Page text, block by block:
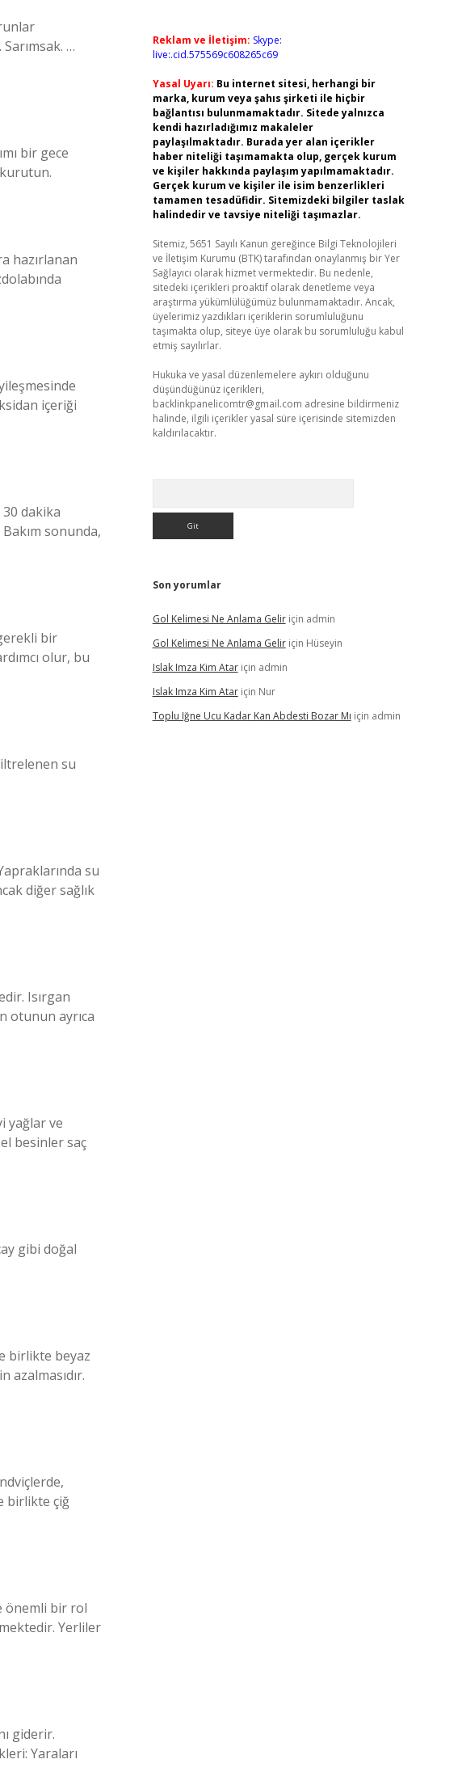
…
bir gece
kurutun.
hazırlanan
içeriği
30 dakika
sonunda,
bir
olur, bu
su
su
diğer sağlık
Isırgan
otunun ayrıca
yağlar ve
besinler saç
gibi doğal
birlikte beyaz
azalmasıdır.
birlikte çiğ
önemli bir rol
Yerliler
giderir.
Yaraları
Reklam ve İletişim: Skype:
live:.cid.575569c608265c69
Yasal Uyarı: Bu internet sitesi, herhangi bir
marka, kurum veya şahıs şirketi ile hiçbir
bağlantısı bulunmamaktadır. Sitede yalnızca
kendi hazırladığımız makaleler
paylaşılmaktadır. Burada yer alan içerikler
haber niteliği taşımamakta olup, gerçek kurum
ve kişiler hakkında paylaşım yapılmamaktadır.
Gerçek kurum ve kişiler ile isim benzerlikleri
tamamen tesadüfidir. Sitemizdeki bilgiler taslak
halindedir ve tavsiye niteliği taşımazlar.
Sitemiz, 5651 Sayılı Kanun gereğince Bilgi Teknolojileri
ve İletişim Kurumu (BTK) tarafından onaylanmış bir Yer
Sağlayıcı olarak hizmet vermektedir. Bu nedenle,
sitedeki içerikleri proaktif olarak denetleme veya
araştırma yükümlülüğümüz bulunmamaktadır. Ancak,
üyelerimiz yazdıkları içeriklerin sorumluluğunu
taşımakta olup, siteye üye olarak bu sorumluluğu kabul
etmiş sayılırlar.
Hukuka ve yasal düzenlemelere aykırı olduğunu
düşündüğünüz içerikleri,
backlinkpanelicomtr@gmail.com adresine bildirmeniz
halinde, ilgili içerikler yasal süre içerisinde sitemizden
kaldırılacaktır.
Son yorumlar
Gol Kelimesi Ne Anlama Geliriçin admin
Gol Kelimesi Ne Anlama Geliriçin Hüseyin
Islak Imza Kim Atariçin admin
Islak Imza Kim Atariçin Nur
Toplu Iğne Ucu Kadar Kan Abdesti Bozar Mı için admin